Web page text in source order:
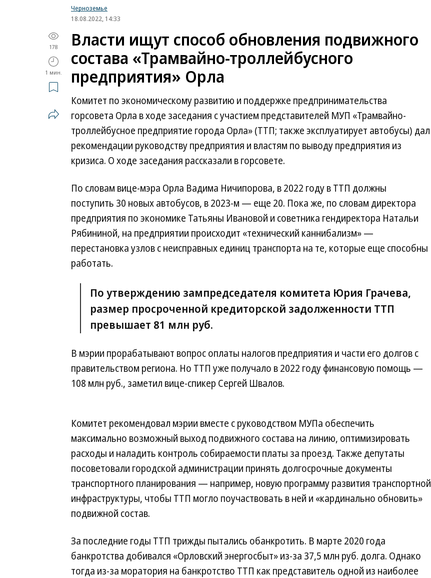
Черноземье
18.08.2022, 14:33
178
1 мин.
Власти ищут способ обновления подвижного
состава «Трамвайно-троллейбусного
предприятия» Орла
Комитет по экономическому развитию и поддержке предпринимательства
горсовета Орла в ходе заседания с участием представителей МУП «Трамвайно-
троллейбусное предприятие города Орла» (ТТП; также эксплуатирует автобусы) дал
рекомендации руководству предприятия и властям по выводу предприятия из
кризиса. О ходе заседания рассказали в горсовете.
По словам вице-мэра Орла Вадима Ничипорова, в 2022 году в ТТП должны
поступить 30 новых автобусов, в 2023-м — еще 20. Пока же, по словам директора
предприятия по экономике Татьяны Ивановой и советника гендиректора Натальи
Рябининой, на предприятии происходит «технический каннибализм» —
перестановка узлов с неисправных единиц транспорта на те, которые еще способны
работать.
По утверждению зампредседателя комитета Юрия Грачева,
размер просроченной кредиторской задолженности ТТП
превышает 81 млн руб.
В мэрии прорабатывают вопрос оплаты налогов предприятия и части его долгов с
правительством региона. Но ТТП уже получало в 2022 году финансовую помощь —
108 млн руб., заметил вице-спикер Сергей Швалов.
Комитет рекомендовал мэрии вместе с руководством МУПа обеспечить
максимально возможный выход подвижного состава на линию, оптимизировать
расходы и наладить контроль собираемости платы за проезд. Также депутаты
посоветовали городской администрации принять долгосрочные документы
транспортного планирования — например, новую программу развития транспортной
инфраструктуры, чтобы ТТП могло поучаствовать в ней и «кардинально обновить»
подвижной состав.
За последние годы ТТП трижды пытались обанкротить. В марте 2020 года
банкротства добивался «Орловский энергосбыт» из-за 37,5 млн руб. долга. Однако
тогда из-за моратория на банкротство ТТП как представитель одной из наиболее